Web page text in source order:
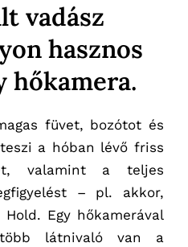
vadász
hasznos
hőkamera.
füvet, bozótot és
a hóban lévő friss
valamint a teljes
– pl. akkor,
Egy hőkamerával
több látnivaló van a